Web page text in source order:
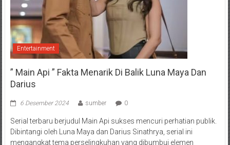
Entertainment
” Main Api ” Fakta Menarik Di Balik Luna Maya Dan
Darius
6 Desember 2024 sumber 0
Serial terbaru berjudul Main Api sukses mencuri perhatian publik.
Dibintangi oleh Luna Maya dan Darius Sinathrya, serial ini
mengangkat tema perselingkuhan yang dibumbui elemen